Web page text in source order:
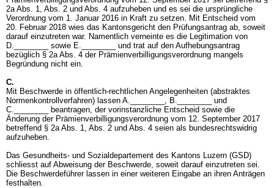
2a Abs. 1, Abs. 2 und Abs. 4 aufzuheben und es sei die ursprüngliche
Verordnung vom 1. Januar 2016 in Kraft zu setzen. Mit Entscheid vom
20. Februar 2018 wies das Kantonsgericht den Prüfungsantrag ab, soweit
darauf einzutreten war. Namentlich verneinte es die Legitimation von
D.________ sowie E.________ und trat auf den Aufhebungsantrag
bezüglich § 2a Abs. 4 der Prämienverbilligungsverordnung mangels
Begründung nicht ein.
C.
Mit Beschwerde in öffentlich-rechtlichen Angelegenheiten (abstraktes
Normenkontrollverfahren) lassen A.________, B.________ und
C.________ beantragen, der vorinstanzliche Entscheid sowie die
Änderung der Prämienverbilligungsverordnung vom 12. September 2017
betreffend § 2a Abs. 1, Abs. 2 und Abs. 4 seien als bundesrechtswidrig
aufzuheben.
Das Gesundheits- und Sozialdepartement des Kantons Luzern (GSD)
schliesst auf Abweisung der Beschwerde, soweit darauf einzutreten sei.
Die Beschwerdeführer lassen in einer weiteren Eingabe an ihren Anträgen
festhalten.